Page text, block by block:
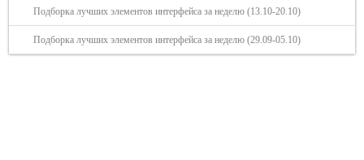
Подборка лучших элементов интерфейса за неделю (13.10-20.10)
Подборка лучших элементов интерфейса за неделю (29.09-05.10)